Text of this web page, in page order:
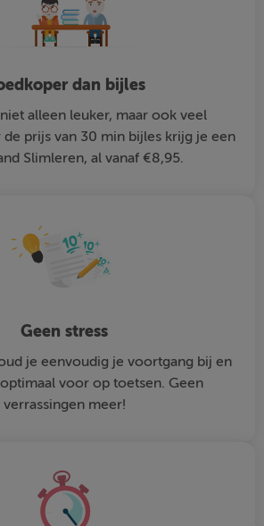
dan bijles
alleen leuker, maar ook veel
prijs van 30 min bijles krijg je een
Slimleren, al vanaf €8,95.
Geen stress
je eenvoudig je voortgang bij en
voor op toetsen. Geen
verrassingen meer!